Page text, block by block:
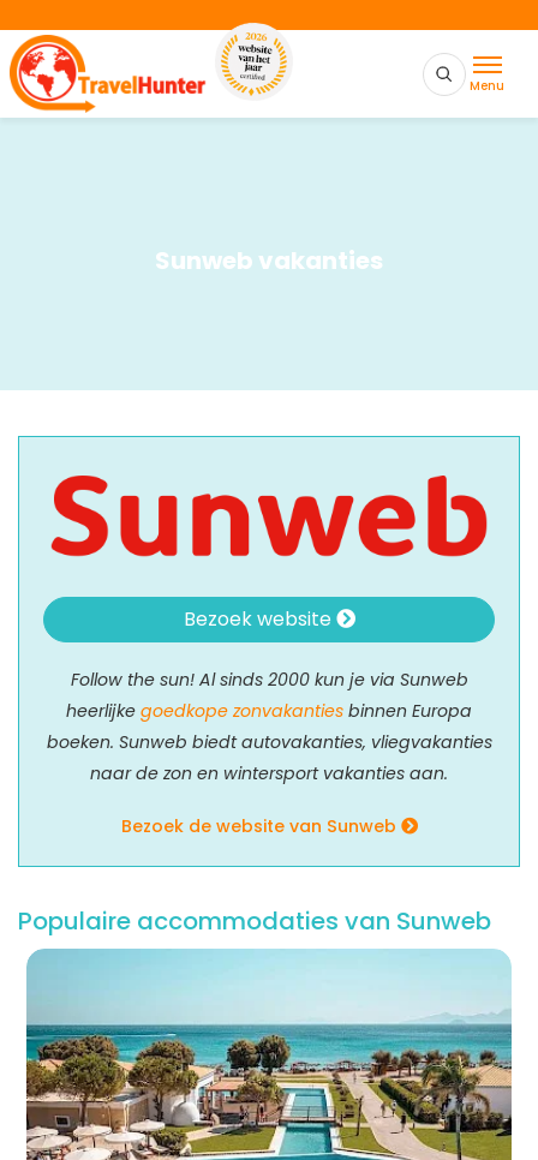
Menu
Sunweb vakanties
Bezoek website
Follow the sun! Al sinds 2000 kun je via Sunweb
heerlijke goedkope zonvakanties binnen Europa
boeken. Sunweb biedt autovakanties, vliegvakanties
naar de zon en wintersport vakanties aan.
Bezoek de website van Sunweb
Populaire accommodaties van Sunweb